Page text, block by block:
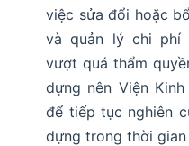
việc sửa đổi hoặc
và quản lý chi phí
vượt quá thẩm
dựng nên Viện
để tiếp tục nghiên
dựng trong thời